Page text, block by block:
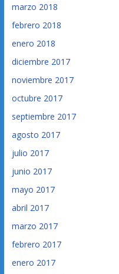
marzo 2018
febrero 2018
enero 2018
diciembre 2017
noviembre 2017
octubre 2017
septiembre 2017
agosto 2017
julio 2017
junio 2017
mayo 2017
abril 2017
marzo 2017
febrero 2017
enero 2017